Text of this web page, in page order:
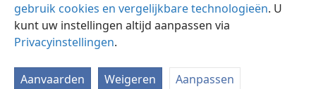
gebruik cookies en vergelijkbare technologieën. U
kunt uw instellingen altijd aanpassen via
Privacyinstellingen.
Aanvaarden Weigeren Aanpassen